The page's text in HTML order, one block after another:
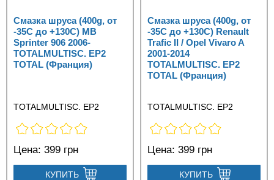
Смазка шруса (400g, от
-35С до +130C) MB
Sprinter 906 2006-
TOTALMULTISC. EP2
TOTAL (Франция)
TOTALMULTISC. EP2
Цена: 399 грн
КУПИТЬ
Смазка шруса (400g, от
-35С до +130C) Renault
Trafic II / Opel Vivaro A
2001-2014
TOTALMULTISC. EP2
TOTAL (Франция)
TOTALMULTISC. EP2
Цена: 399 грн
КУПИТЬ